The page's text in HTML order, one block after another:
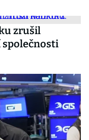
zrušil
společnosti